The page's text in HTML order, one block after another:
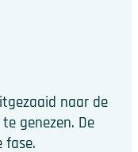
naar de
genezen. De
fase.